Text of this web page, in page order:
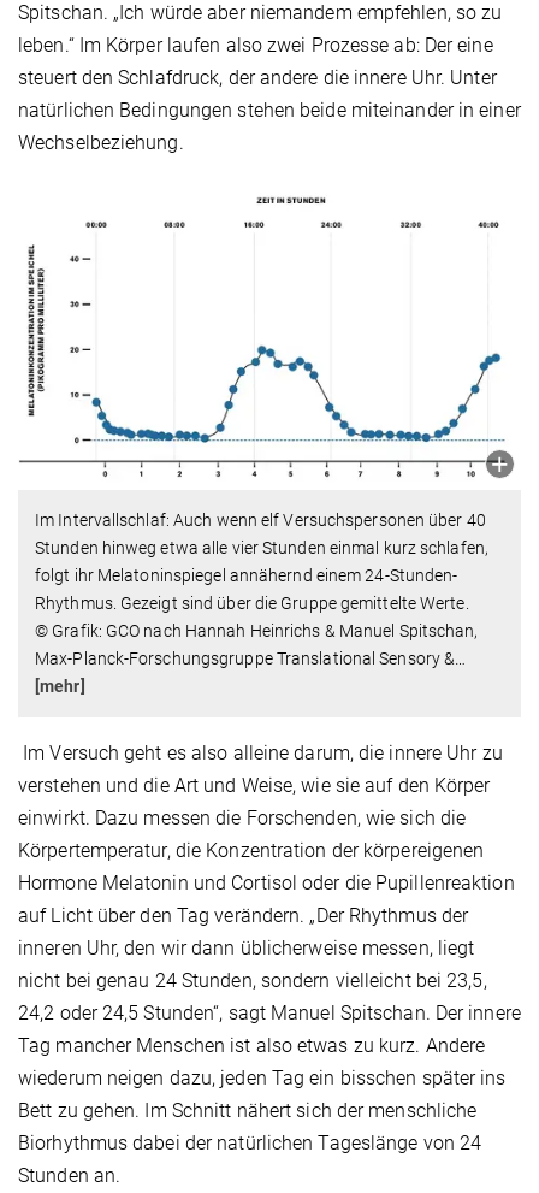
Spitschan. „Ich würde aber niemandem empfehlen, so zu
leben.“ Im Körper laufen also zwei Prozesse ab: Der eine
steuert den Schlafdruck, der andere die innere Uhr. Unter
natür­lichen Bedingungen stehen beide miteinander in einer
Wechselbeziehung.
Im Intervallschlaf: Auch wenn elf Versuchspersonen über 40
Stunden hinweg etwa alle vier Stunden einmal kurz schlafen,
folgt ihr Melatoninspiegel annähernd einem 24-Stunden-
Rhythmus. Gezeigt sind über die Gruppe gemittelte Werte.
© Grafik: GCO nach Hannah Heinrichs & Manuel Spitschan,
Max-Planck-Forschungsgruppe Translational Sensory &
[mehr]
Im Versuch geht es also alleine darum, die innere Uhr zu
verstehen und die Art und Weise, wie sie auf den Körper
einwirkt. Dazu messen die Forschenden, wie sich die
Körpertemperatur, die Konzentration der körpereigenen
Hormone Melatonin und Cortisol oder die Pupillen­reaktion
auf Licht über den Tag verändern. „Der Rhythmus der
inneren Uhr, den wir dann üblicherweise messen, liegt
nicht bei genau 24 Stunden, sondern vielleicht bei 23,5,
24,2 oder 24,5 Stunden“, sagt Manuel Spitschan. Der innere
Tag mancher Menschen ist also etwas zu kurz. Andere
wiederum neigen dazu, jeden Tag ein bisschen später ins
Bett zu gehen. Im Schnitt nähert sich der menschliche
Biorhythmus dabei der natürlichen Tageslänge von 24
Stunden an.